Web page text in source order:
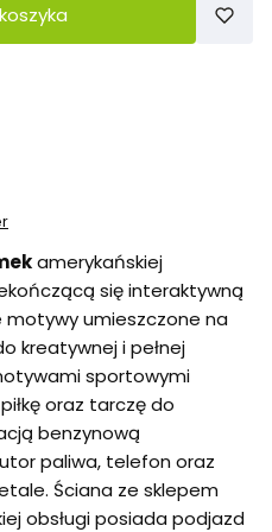
amerykańskiej
się interaktywną
motywy umieszczone na
kreatywnej i pełnej
sportowymi
oraz tarczę do
benzynową
paliwa, telefon oraz
Ściana ze sklepem
obsługi posiada podjazd